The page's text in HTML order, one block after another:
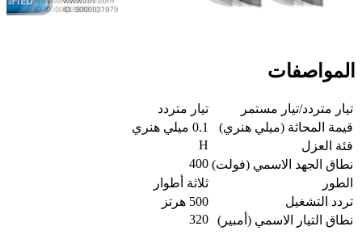
المواصفات
تيار متردد/تيار مستمر
تيار متردد
قيمة المحاثة (ميلي هنري)
0.1 ميلي هنري
فئة العزل
H
نطاق الجهد الاسمي (فولت) 400
الطور
ثلاثة أطوار
تردد التشغيل
500 هرتز
نطاق التيار الاسمي (أمبير)
320